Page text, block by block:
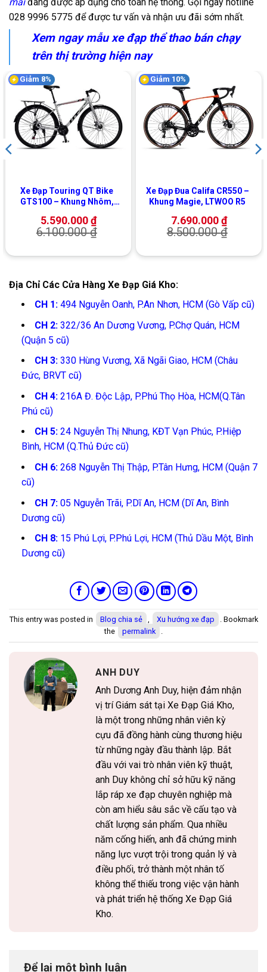
028 9996 5775 để được tư vấn và nhận ưu đãi sớm nhất.
Xem ngay mẫu xe đạp thể thao bán chạy
trên thị trường hiện nay
Giảm 8%
Xe Đạp Touring QT Bike
GTS100 – Khung Nhôm,
5.590.000₫
6.100.000₫
Giảm 10%
Xe Đạp Đua Califa CR550 –
Khung Magie, LTWOO R5
7.690.000₫
8.500.000₫
Địa Chỉ Các Cửa Hàng Xe Đạp Giá Kho:
CH 1:494 Nguyễn Oanh, P.An Nhơn, HCM (Gò Vấp cũ)
CH 2:322/36 An Dương Vương, P.Chợ Quán, HCM
(Quận 5 cũ)
CH 3:330 Hùng Vương, Xã Ngãi Giao, HCM (Châu
Đức, BRVT cũ)
CH 4:216A Đ. Độc Lập, P.Phú Thọ Hòa, HCM(Q.Tân
Phú cũ)
CH 5:24 Nguyễn Thị Nhung, KĐT Vạn Phúc, P.Hiệp
Bình, HCM (Q.Thủ Đức cũ)
CH 6:268 Nguyễn Thị Thập, P.Tân Hưng, HCM (Quận 7
cũ)
CH 7:05 Nguyễn Trãi, P.Dĩ An, HCM (Dĩ An, Bình
Dương cũ)
CH 8: 15 Phú Lợi, P.Phú Lợi, HCM (Thủ Dầu Một, Bình
Dương cũ)
This entry was posted in Blog chia sẻ Xu hướng xe đạp
. Bookmark
the
permalink
ANH DUY
Anh Dương Anh Duy, hiện đảm nhận
vị trí Giám sát tại Xe Đạp Giá Kho,
là một trong những nhân viên kỳ
cựu đã đồng hành cùng thương hiệu
từ những ngày đầu thành lập. Bắt
đầu với vai trò nhân viên kỹ thuật,
anh Duy không chỉ sở hữu kỹ năng
lắp ráp xe đạp chuyên nghiệp mà
còn am hiểu sâu sắc về cấu tạo và
chất lượng sản phẩm. Qua nhiều
năm cống hiến, anh đã chứng minh
năng lực vượt trội trong quản lý và
điều phối, trở thành một nhân tố
không thể thiếu trong việc vận hành
và phát triển hệ thống Xe Đạp Giá
Kho.
Để lại một bình luận